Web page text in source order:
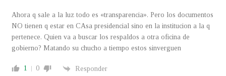
Ahora q sale a la luz todo es «transparencia». Pero los documentos
NO tienen q estar en CAsa presidencial sino en la institucion a la q
pertenece. Quien va a buscar los respaldos a otra oficina de
gobierno? Matando su chucho a tiempo estos sinverguen
1 0 Responder